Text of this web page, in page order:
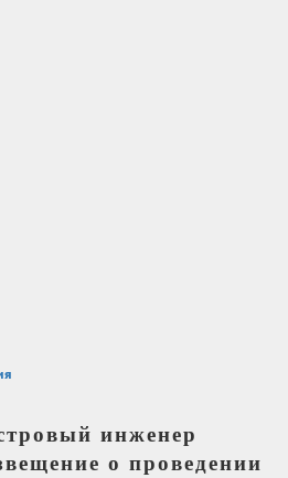
инженер
о проведении